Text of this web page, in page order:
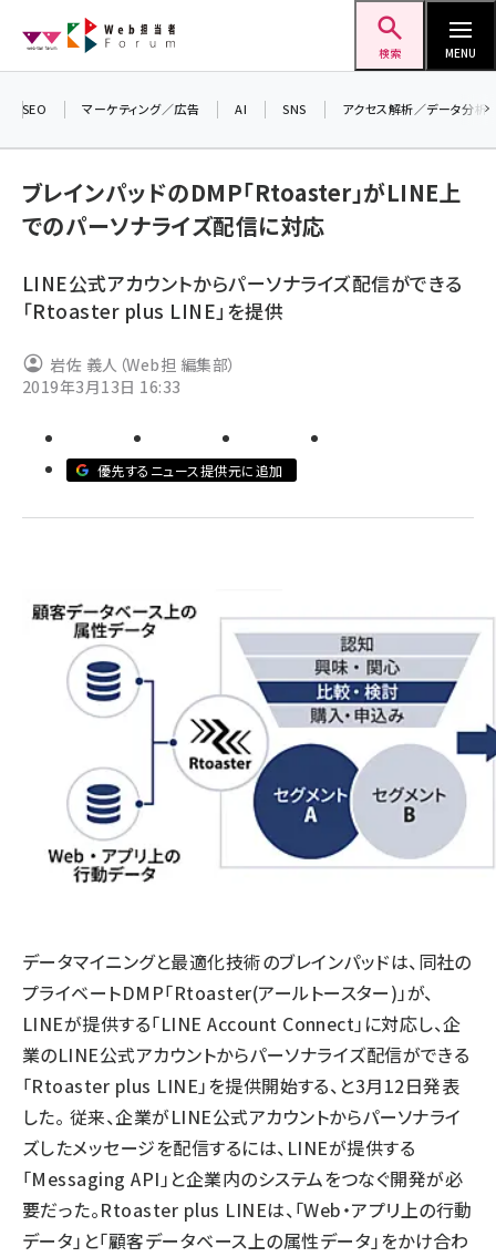
ン
検索 MENU
ai (2801)
note (2310)
z世代 (1620)
SEO マーケティング／広告 AI SNS アクセス解析／データ分析
ブレインパッドのDMP「Rtoaster」がLINE上
でのパーソナライズ配信に対応
LINE公式アカウントからパーソナライズ配信ができる
「Rtoaster plus LINE」を提供
岩佐 義人（Web担 編集部）
2019年3月13日 16:33
優先するニュース提供元に追加
データマイニングと最適化技術のブレインパッドは、同社の
プライベートDMP「Rtoaster(アールトースター)」が、
LINEが提供する「LINE Account Connect」に対応し、企
業のLINE公式アカウントからパーソナライズ配信ができる
「Rtoaster plus LINE」を提供開始する、と3月12日発表
した。 従来、企業がLINE公式アカウントからパーソナライ
ズしたメッセージを配信するには、LINEが提供する
「Messaging API」と企業内のシステムをつなぐ開発が必
要だった。Rtoaster plus LINEは、「Web・アプリ上の行動
データ」と「顧客データベース上の属性データ」をかけ合わ
差し